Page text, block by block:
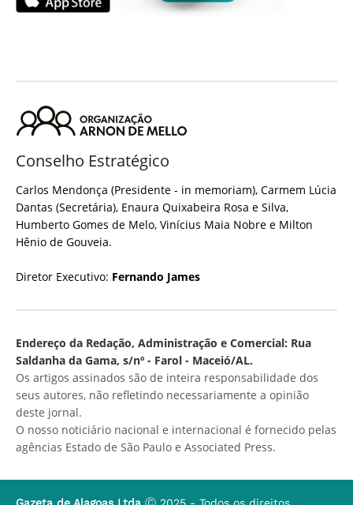
Conselho Estratégico
Carlos Mendonça (Presidente - in memoriam), Carmem Lúcia
Dantas (Secretária), Enaura Quixabeira Rosa e Silva,
Humberto Gomes de Melo, Vinícius Maia Nobre e Milton
Hênio de Gouveia.
Diretor Executivo: Fernando James
Endereço da Redação, Administração e Comercial: Rua
Saldanha da Gama, s/nº - Farol - Maceió/AL.
Os artigos assinados são de inteira responsabilidade dos
seus autores, não refletindo necessariamente a opinião
deste jornal.
O nosso noticiário nacional e internacional é fornecido pelas
agências Estado de São Paulo e Associated Press.